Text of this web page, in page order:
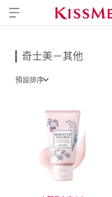
奇士美－其他
預設排序